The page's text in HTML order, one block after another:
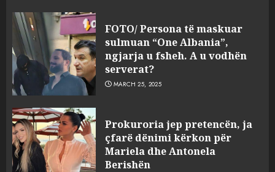
FOTO/ Persona të maskuar
sulmuan “One Albania”,
ngjarja u fsheh. A u vodhën
serverat?
MARCH 25, 2025
Prokuroria jep pretencën, ja
çfarë dënimi kërkon për
Mariela dhe Antonela
Berishën